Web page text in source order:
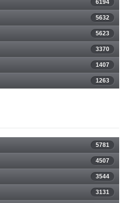
6194
5632
5623
3370
1407
1263
5781
4507
3544
3131